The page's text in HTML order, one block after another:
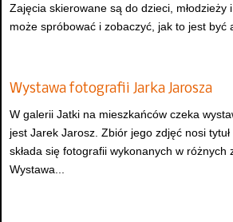
Zajęcia skierowane są do dzieci, młodzieży
może spróbować i zobaczyć, jak to jest być
Wystawa fotografii Jarka Jarosza
W galerii Jatki na mieszkańców czeka
jest Jarek Jarosz. Zbiór jego zdjęć nosi tytuł
składa się fotografii wykonanych w różnych
Wystawa...